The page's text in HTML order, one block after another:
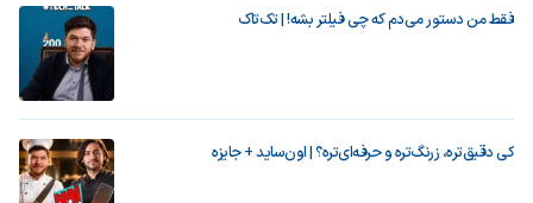
فقط من دستور می‌دم که چی فیلتر بشه! | تک‌تاک
کی دقیق‌تره، زرنگ‌تره و حرفه‌ای‌تره؟ | اون‌ساید + جایزه